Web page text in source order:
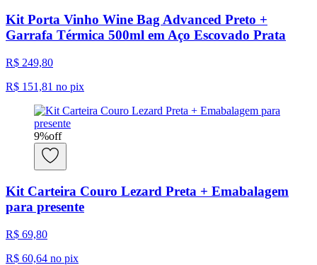
Kit Porta Vinho Wine Bag Advanced Preto +
Garrafa Térmica 500ml em Aço Escovado Prata
R$ 249,80
R$ 151,81 no pix
9%off
Kit Carteira Couro Lezard Preta + Emabalagem
para presente
R$ 69,80
R$ 60,64 no pix